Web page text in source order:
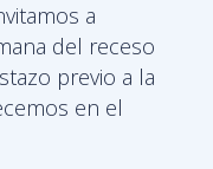
a
del receso
previo a la
en el